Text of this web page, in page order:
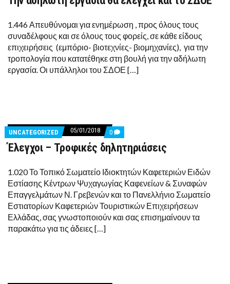
ΑΔΉΛΩΤΗ
ΘΑ
ΕΛΈΓΧΕΙ
ΚΑΙ
ΤΟ
ΣΔΟΕ
1.446 Απευθύνομαι για ενημέρωση , προς όλους τους
συναδέλφους και σε όλους τους φορείς, σε κάθε είδους
επιχειρήσεις (εμπόριο- βιοτεχνίες- βιομηχανίες), για την
τροπολογία που κατατέθηκε στη βουλή για την αδήλωτη
εργασία. Οι υπάλληλοι του ΣΔΟΕ […]
UNCATEGORIZED 05/01/2018 0 COMMENTS
ON
ΈΛΕΓΧΟΙ
ΔΗΛΗΤΗΡΙΆΣΕΙΣ
Έλεγχοι – Τροφικές δηλητηριάσεις
1.020 Το Τοπικό Σωματείο Ιδιοκτητών Καφετεριών Ειδών
Εστίασης Κέντρων Ψυχαγωγίας Καφενείων & Συναφών
Επαγγελμάτων Ν. Γρεβενών και το Πανελλήνιο Σωματείο
Εστιατορίων Καφετεριών Τουριστικών Επιχειρήσεων
Ελλάδας, σας γνωστοποιούν και σας επισημαίνουν τα
παρακάτω για τις άδειες […]